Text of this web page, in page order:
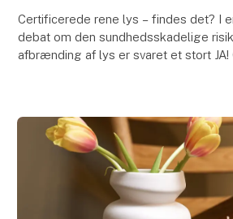
Certificerede rene lys – findes det? I
debat om den sundhedsskadelige
afbrænding af lys er svaret et stort